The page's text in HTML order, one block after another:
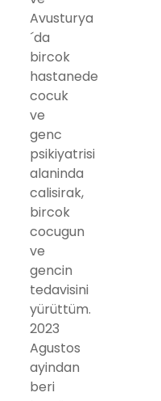
Avusturya
´da
bircok
hastanede
cocuk
ve
genc
psikiyatrisi
alaninda
calisirak,
bircok
cocugun
ve
gencin
tedavisini
yürüttüm.
2023
Agustos
ayindan
beri